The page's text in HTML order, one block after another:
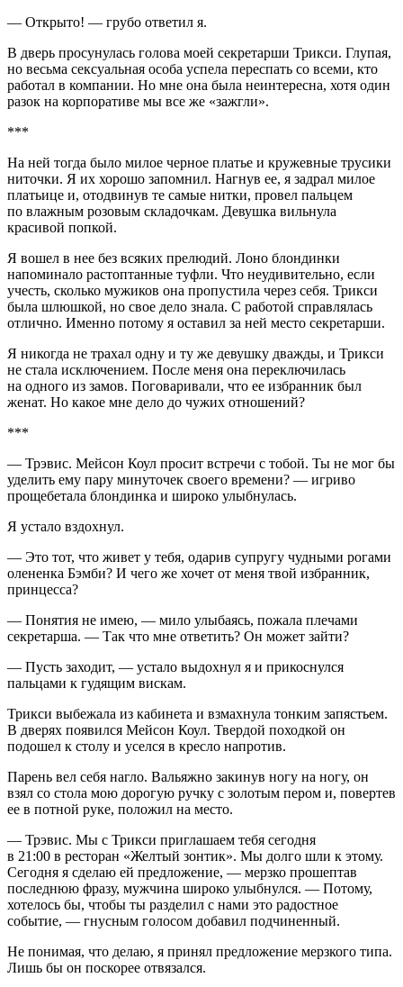
— Открыто! — грубо ответил я.
В дверь просунулась голова моей секретарши Трикси. Глупая,
но весьма сексуальная особа успела переспать со всеми, кто
работал в компании. Но мне она была неинтересна, хотя один
разок на корпоративе мы все же «зажгли».
***
На ней тогда было милое черное платье и кружевные трусики
ниточки. Я их хорошо запомнил. Нагнув ее, я задрал милое
платьице и, отодвинув те самые нитки, провел пальцем
по влажным розовым складочкам. Девушка вильнула
красивой попкой.
Я вошел в нее без всяких прелюдий. Лоно блондинки
напоминало растоптанные туфли. Что неудивительно, если
учесть, сколько мужиков она пропустила через себя. Трикси
была шлюшкой, но свое дело знала. С работой справлялась
отлично. Именно потому я оставил за ней место секретарши.
Я никогда не трахал одну и ту же девушку дважды, и Трикси
не стала исключением. После меня она переключилась
на одного из замов. Поговаривали, что ее избранник был
женат. Но какое мне дело до чужих отношений?
***
— Трэвис. Мейсон Коул просит встречи с тобой. Ты не мог бы
уделить ему пару минуточек своего времени? — игриво
прощебетала блондинка и широко улыбнулась.
Я устало вздохнул.
— Это тот, что живет у тебя, одарив супругу чудными рогами
олененка Бэмби? И чего же хочет от меня твой избранник,
принцесса?
— Понятия не имею, — мило улыбаясь, пожала плечами
секретарша. — Так что мне ответить? Он может зайти?
— Пусть заходит, — устало выдохнул я и прикоснулся
пальцами к гудящим вискам.
Трикси выбежала из кабинета и взмахнула тонким запястьем.
В дверях появился Мейсон Коул. Твердой походкой он
подошел к столу и уселся в кресло напротив.
Парень вел себя нагло. Вальяжно закинув ногу на ногу, он
взял со стола мою дорогую ручку с золотым пером и, повертев
ее в потной руке, положил на место.
— Трэвис. Мы с Трикси приглашаем тебя сегодня
в 21:00 в ресторан «Желтый зонтик». Мы долго шли к этому.
Сегодня я сделаю ей предложение, — мерзко прошептав
последнюю фразу, мужчина широко улыбнулся. — Потому,
хотелось бы, чтобы ты разделил с нами это радостное
событие, — гнусным голосом добавил подчиненный.
Не понимая, что делаю, я принял предложение мерзкого типа.
Лишь бы он поскорее отвязался.